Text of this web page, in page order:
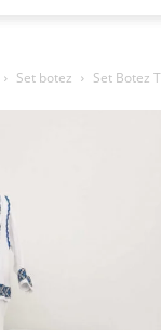
Set botez
Set Botez